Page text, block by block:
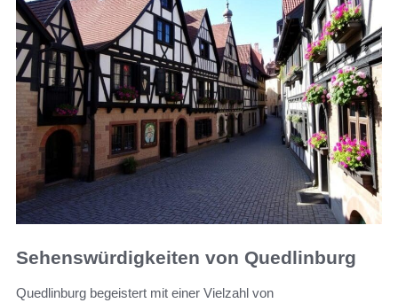
Sehenswürdigkeiten von Quedlinburg
Quedlinburg begeistert mit einer Vielzahl von